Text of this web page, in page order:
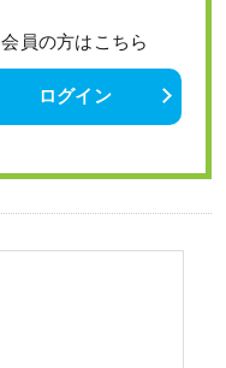
会員の方はこちら
ログイン